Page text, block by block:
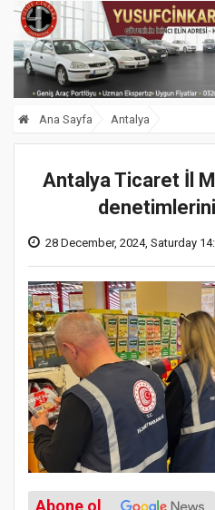
Ana Sayfa Antalya
Antalya Ticaret İl
denetimlerini
28 December, 2024, Saturday
Abone ol